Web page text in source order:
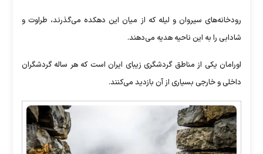
رودخانه‌های سیروان و لیله که از میان این دهکده می‌گذرند، طراوت و
شادابی را به این ناحیه هدیه می‌دهند.
اورامان یکی از مناطق گردشگری زیبای ایران است که هر ساله گردشگران
داخلی و خارجی بسیاری از آن بازدید می‌کنند.